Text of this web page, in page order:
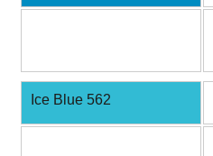
Ice Blue 562